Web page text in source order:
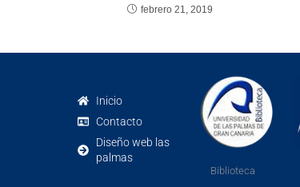
febrero 21, 2019
Inicio
Contacto
Diseño web las
palmas
Biblioteca